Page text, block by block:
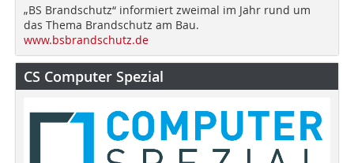
„BS Brandschutz“ informiert zweimal im Jahr rund um
das Thema Brandschutz am Bau.
www.bsbrandschutz.de
CS Computer Spezial